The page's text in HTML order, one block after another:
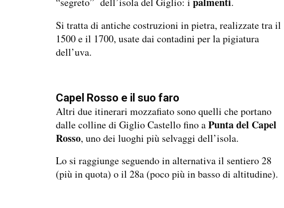
Si tratta di antiche costruzioni in pietra, realizzate tra il
1500 e il 1700, usate dai contadini per la pigiatura
dell’uva.
Capel Rosso e il suo faro
Altri due itinerari mozzafiato sono quelli che portano
dalle colline di Giglio Castello fino aPunta del Capel
Rosso, uno dei luoghi più selvaggi dell’isola.
Lo si raggiunge seguendo in alternativa il sentiero 28
(più in quota) o il 28a (poco più in basso di altitudine).